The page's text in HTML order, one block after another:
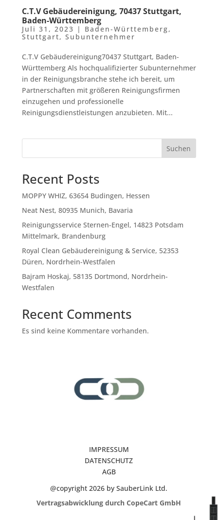
C.T.V Gebäudereinigung, 70437 Stuttgart,
Baden-Württemberg
Juli 31, 2023 | Baden-Württemberg,
Stuttgart, Subunternehmer
C.T.V Gebäudereinigung70437 Stuttgart, Baden-
Württemberg Als hochqualifizierter Subunternehmer
in der Reinigungsbranche stehe ich bereit, um
Partnerschaften mit größeren Reinigungsfirmen
einzugehen und professionelle
Reinigungsdienstleistungen anzubieten. Mit...
Suchen
Recent Posts
MOPPY WHIZ, 63654 Budingen, Hessen
Neat Nest, 80935 Munich, Bavaria
Reinigungsservice Sternen-Engel, 14823 Potsdam
Mittelmark, Brandenburg
Royal Clean Gebäudereinigung & Service, 52353
Düren, Nordrhein-Westfalen
Bajram Hoskaj, 58135 Dortmond, Nordrhein-
Westfalen
Recent Comments
Es sind keine Kommentare vorhanden.
IMPRESSUM
DATENSCHUTZ
AGB
@copyright 2026 by SauberLink Ltd.
Vertragsabwicklung durch CopeCart GmbH